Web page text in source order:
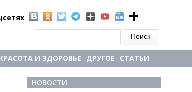
И ЗДОРОВЬЕ ДРУГОЕ СТАТЬИ
НОВОСТИ